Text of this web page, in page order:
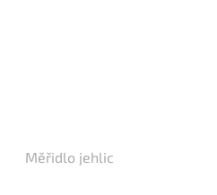
(dokončovací technologie, jež
Měřidlo jehlic